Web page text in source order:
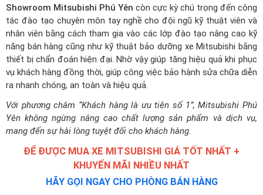
Showroom Mitsubishi Phú Yên còn cực kỳ chú trọng đến công
tác đào tạo chuyên môn tay nghề cho đội ngũ kỹ thuật viên và
nhân viên bằng cách tham gia vào các lớp đào tạo nâng cao kỹ
năng bán hàng cũng như kỹ thuật bảo dưỡng xe Mitsubishi bằng
thiết bị chẩn đoán hiện đại. Nhờ vậy giúp tăng hiệu quả khi phục
vụ khách hàng đồng thời, giúp công việc bảo hành sửa chữa diễn
ra nhanh chóng, an toàn và hiệu quả.
Với phương châm “Khách hàng là ưu tiên số 1”, Mitsubishi Phú
Yên không ngừng nâng cao chất lượng sản phẩm và dịch vụ,
mang đến sự hài lòng tuyệt đối cho khách hàng.
ĐỂ ĐƯỢC MUA XE MITSUBISHI GIÁ TỐT NHẤT +
KHUYẾN MÃI NHIỀU NHẤT
HÃY GỌI NGAY CHO PHÒNG BÁN HÀNG